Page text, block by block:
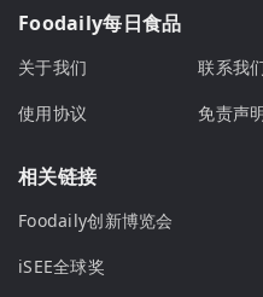
Foodaily每日食品
关于我们 联系我
使用协议
免责声
相关链接
Foodaily创新博览会
iSEE全球奖